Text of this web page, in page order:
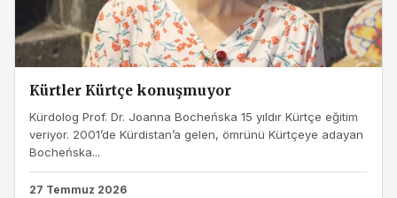
Kürtler Kürtçe konuşmuyor
Kürdolog Prof. Dr. Joanna Bocheńska 15 yıldır Kürtçe eğitim
veriyor. 2001’de Kürdistan’a gelen, ömrünü Kürtçeye adayan
Bocheńska...
27 Temmuz 2026